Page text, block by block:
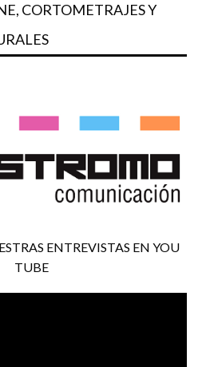
CORTOMETRAJES Y
ENTREVISTAS EN YOU
TUBE